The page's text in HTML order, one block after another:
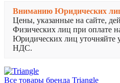
Вниманию Юридических
Цены, указанные на сайте,
Физических лиц при оплате
Юридических лиц уточняйте
НДС.
Все товары бренда Triangle